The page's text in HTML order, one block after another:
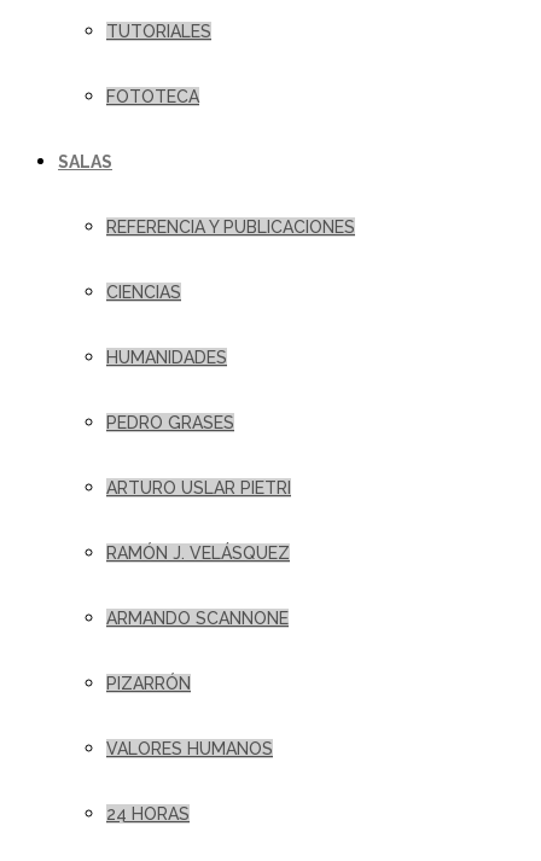
TUTORIALES
FOTOTECA
SALAS
REFERENCIA Y PUBLICACIONES
CIENCIAS
HUMANIDADES
PEDRO GRASES
ARTURO USLAR PIETRI
RAMÓN J. VELÁSQUEZ
ARMANDO SCANNONE
PIZARRÓN
VALORES HUMANOS
24 HORAS